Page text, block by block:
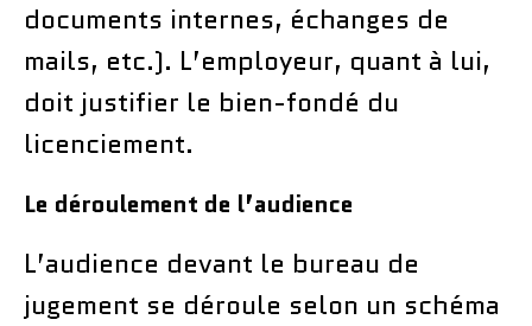
documents internes, échanges de
mails, etc.). L’employeur, quant à lui,
doit justifier le bien-fondé du
licenciement.
Le déroulement de l’audience
L’audience devant le bureau de
jugement se déroule selon un schéma